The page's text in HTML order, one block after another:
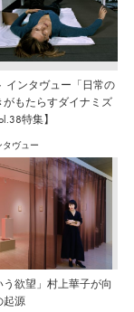
インタヴュー「日常の
がもたらすダイナミズ
特集】
タヴュー
う欲望」村上華子が向
起源